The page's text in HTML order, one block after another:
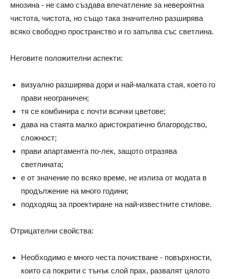
мнозина - не само създава впечатление за невероятна
чистота, чистота, но също така значително разширява
всяко свободно пространство и го запълва със светлина.
Неговите положителни аспекти:
визуално разширява дори и най-малката стая, което го
прави неограничен;
тя се комбинира с почти всички цветове;
дава на стаята малко аристократично благородство,
сложност;
прави апартамента по-лек, защото отразява
светлината;
е от значение по всяко време, не излиза от модата в
продължение на много години;
подходящ за проектиране на най-известните стилове.
Отрицателни свойства:
Необходимо е много честа почистване - повърхности,
които са покрити с тънък слой прах, развалят цялото